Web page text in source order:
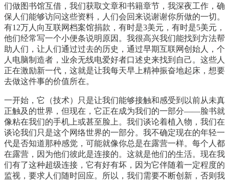
们做图书馆互借，我们获取文章和书籍章节，我深夜工作，确
保人们能够访问这些资料，人们会回来说谢谢你所做的一切。
有12万人向互联网档案馆捐款，有时是3美元，有时是5美元，
他们经常写一个小便条说明原因。我很高兴我们能找到方法帮
助人们，让人们通过过去的历史，通过早期互联网创始人，个
人电脑制造者，业余无线电爱好者口述史来找到自己。这些人
正在激励新一代，这就是让我每天早上精神振奋地起床，想要
去做这件事的价值所在。
一开始，它（技术）只是让我们能够接触和感受到以前从未真
正触及的世界，但现在，它正在成为我们的一部分——脸书就
像粘在我们的手机上或甚至脸上。我们谈论着植入物，我们在
谈论我们只是这个网络世界的一部分。我不确定现在的年轻一
代是否知道那种感觉，可能就像你总是在露营一样。每个人都
在露营，因为他们彼此是连接的。这就是他们的生活。现在我
们有了这种超级连接，它有好有坏，因为它伴随着一定程度的
监视，要求人们随时回应。所以，我们需要不断创新，否则我